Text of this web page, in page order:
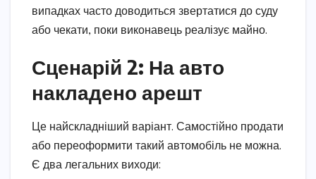
випадках часто доводиться звертатися до суду
або чекати, поки виконавець реалізує майно.
Сценарій 2: На авто
накладено арешт
Це найскладніший варіант. Самостійно продати
або переоформити такий автомобіль не можна.
Є два легальних виходи: